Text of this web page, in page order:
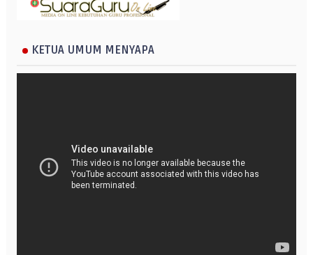
KETUA UMUM MENYAPA